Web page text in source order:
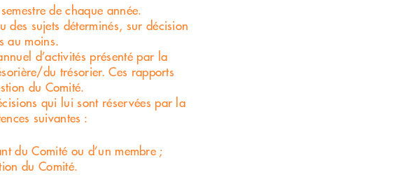
de chaque année.
sujets déterminés, sur décision
au moins.
d’activités présenté par la
du trésorier. Ces rapports
du Comité.
qui lui sont réservées par la
suivantes :
du Comité ou d’un membre ;
du Comité.